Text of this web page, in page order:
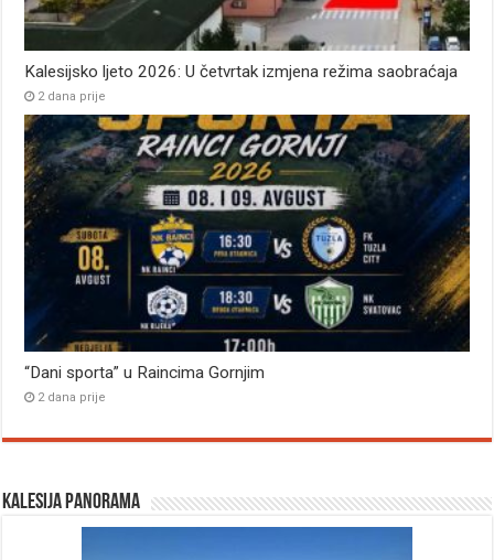
Kalesijsko ljeto 2026: U četvrtak izmjena režima saobraćaja
2 dana prije
“Dani sporta” u Raincima Gornjim
2 dana prije
Kalesija panorama